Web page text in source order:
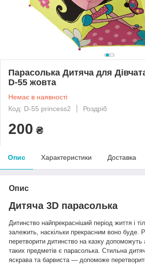
Парасолька Дитяча для
D-55 жовта
Немає в наявності
Код: D-55 princess2
Роздріб
200 ₴
Опис Характеристики Доставка
Опис
Дитяча 3D парасолька
Дитинство найпрекрасніший період життя і
залежить, наскільки прекрасним воно буде.
перетворити дитинство на казку допоможуть
таких предметів є парасолька. Стильна
яскрава та барвиста — допоможе